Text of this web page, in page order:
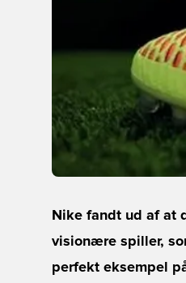
Nike fandt ud af at
visionære spiller,
perfekt eksempel